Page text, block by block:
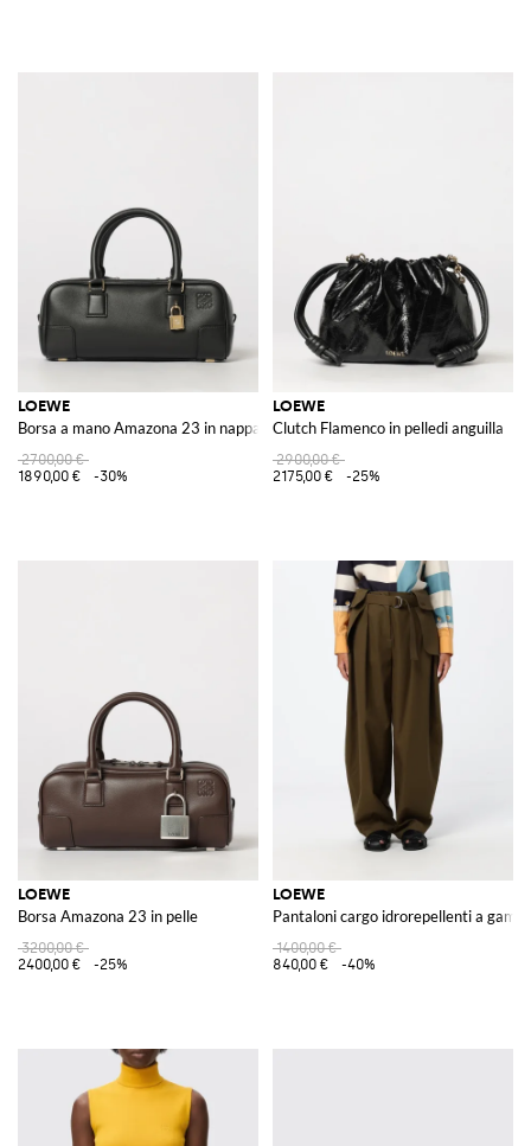
LOEWE
Borsa a mano Amazona 23 in nappa di vitello con logo impresso
2700,00 €
1890,00 €
-30%
LOEWE
Clutch Flamenco in pelledi anguilla
2900,00 €
2175,00 €
-25%
LOEWE
Borsa Amazona 23 in pelle
3200,00 €
2400,00 €
-25%
LOEWE
Pantaloni cargo idrorepellenti a
1400,00 €
840,00 €
-40%